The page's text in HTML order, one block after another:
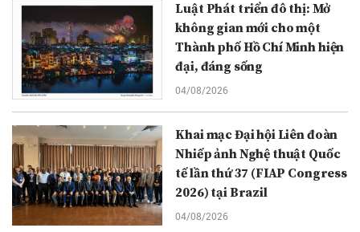
Luật Phát triển đô thị: Mở
không gian mới cho một
Thành phố Hồ Chí Minh hiện
đại, đáng sống
04/08/2026
Khai mạc Đại hội Liên đoàn
Nhiếp ảnh Nghệ thuật Quốc
tế lần thứ 37 (FIAP Congress
2026) tại Brazil
04/08/2026